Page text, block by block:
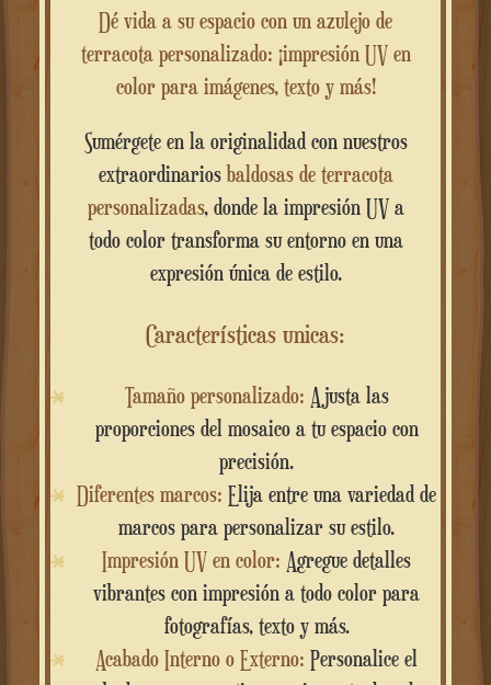
Dé vida a su espacio con un azulejo de
terracota personalizado: ¡impresión UV en
color para imágenes, texto y más!
Sumérgete en la originalidad con nuestros
extraordinariosbaldosas de terracota
personalizadas, donde la impresión UV a
todo color transforma su entorno en una
expresión única de estilo.
Características unicas:
Tamaño personalizado: Ajusta las
proporciones del mosaico a tu espacio con
precisión.
Diferentes marcos: Elija entre una variedad de
marcos para personalizar su estilo.
Impresión UV en color: Agregue detalles
vibrantes con impresión a todo color para
fotografías, texto y más.
Acabado Interno o Externo: Personalice el